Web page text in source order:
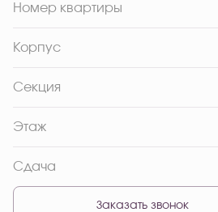
Номер квартиры
Корпус
Секция
Этаж
Сдача
Заказать звонок